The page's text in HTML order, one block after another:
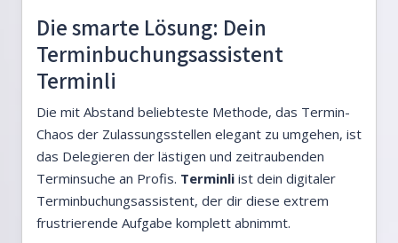
Die smarte Lösung: Dein
Terminbuchungsassistent
Terminli
Die mit Abstand beliebteste Methode, das Termin-
Chaos der Zulassungsstellen elegant zu umgehen, ist
das Delegieren der lästigen und zeitraubenden
Terminsuche an Profis. Terminli ist dein digitaler
Terminbuchungsassistent, der dir diese extrem
frustrierende Aufgabe komplett abnimmt.